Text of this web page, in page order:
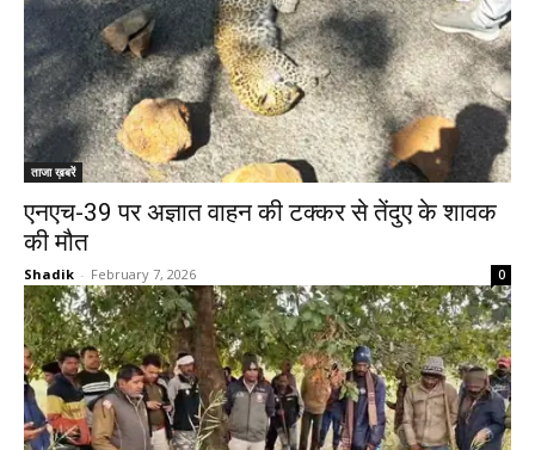
ताजा ख़बरें
एनएच-39 पर अज्ञात वाहन की टक्कर से तेंदुए के शावक
की मौत
Shadik - February 7, 2026 0